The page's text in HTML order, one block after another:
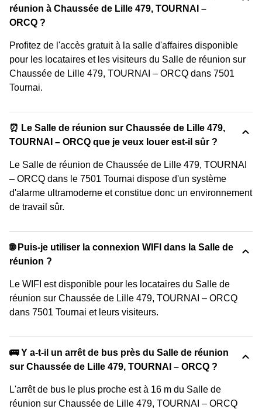
réunion à Chaussée de Lille 479, TOURNAI –
ORCQ ?
Profitez de l'accès gratuit à la salle d'affaires disponible
pour les locataires et les visiteurs du Salle de réunion sur
Chaussée de Lille 479, TOURNAI – ORCQ dans 7501
Tournai.
⏰ Le Salle de réunion sur Chaussée de Lille 479,
TOURNAI – ORCQ que je veux louer est-il sûr ?
Le Salle de réunion de Chaussée de Lille 479, TOURNAI
– ORCQ dans le 7501 Tournai dispose d'un système
d'alarme ultramoderne et constitue donc un environnement
de travail sûr.
🌐 Puis-je utiliser la connexion WIFI dans la Salle de
réunion ?
Le WIFI est disponible pour les locataires du Salle de
réunion sur Chaussée de Lille 479, TOURNAI – ORCQ
dans 7501 Tournai et leurs visiteurs.
🚌 Y a-t-il un arrêt de bus près du Salle de réunion
sur Chaussée de Lille 479, TOURNAI – ORCQ ?
L'arrêt de bus le plus proche est à 16 m du Salle de
réunion sur Chaussée de Lille 479, TOURNAI – ORCQ